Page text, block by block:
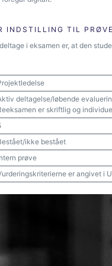
INDSTILLING TIL
i eksamen er, at den
deltagelse/løbende
er skriftlig og
ikke bestået
prøve
er angivet i